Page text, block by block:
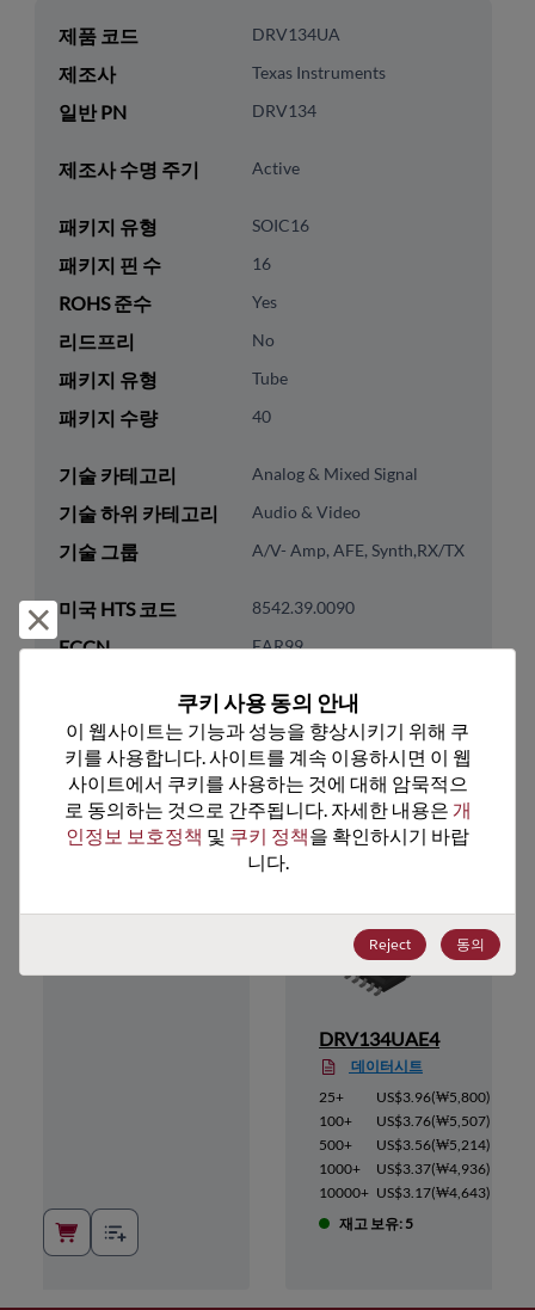
제품 코드 DRV134UA
제조사 Texas Instruments
일반 PN DRV134
제조사 수명 주기 Active
패키지 유형 SOIC16
패키지 핀 수 16
ROHS 준수 Yes
리드프리 No
패키지 유형 Tube
패키지 수량 40
기술 카테고리 Analog & Mixed Signal
기술 하위 카테고리 Audio & Video
기술 그룹 A/V- Amp, AFE, Synth,RX/TX
미국 HTS 코드 8542.39.0090
ECCN EAR99
추천 대체 제품
DRV134UAE4
데이터시트
25+
US$3.96(₩5,800)
100+
US$3.76(₩5,507)
500+
US$3.56(₩5,214)
1000+
US$3.37(₩4,936)
10000+ US$3.17(₩4,643)
재고 보유: 5
거부 및 닫기
쿠키 사용 동의 안내
이 웹사이트는 기능과 성능을 향상시키기 위해 쿠
키를 사용합니다. 사이트를 계속 이용하시면 이 웹
사이트에서 쿠키를 사용하는 것에 대해 암묵적으
로 동의하는 것으로 간주됩니다. 자세한 내용은 개
인정보 보호정책 및 쿠키 정책을 확인하시기 바랍
니다.
Reject 동의